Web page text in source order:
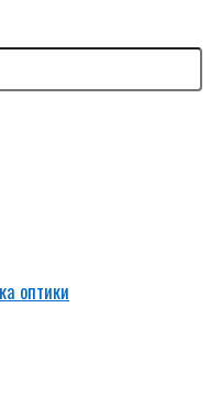
оптики